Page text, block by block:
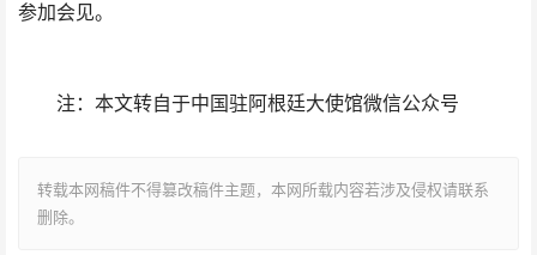
参加会见。
注：本文转自于中国驻阿根廷大使馆微信公众号
转载本网稿件不得篡改稿件主题，本网所载内容若涉及侵权请联系
删除。